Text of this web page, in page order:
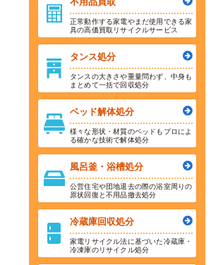
正常動作する家電やまだ使用できる家
具の高価買取リサイクルサービス
タンス処分
タンスの大きさや重量問わず、中身も
まとめて一括で回収処分
ベッド解体処分
様々な形状・材質のベッドもプロによ
る確かな技術で解体処分
風呂釜・浴槽処分
公営住宅や団地退去の際の浴室周りの
原状回復と不用品撤去処分
冷蔵庫回収処分
家電リサイクル法に基づいた冷蔵庫・
冷凍庫のリサイクル処分